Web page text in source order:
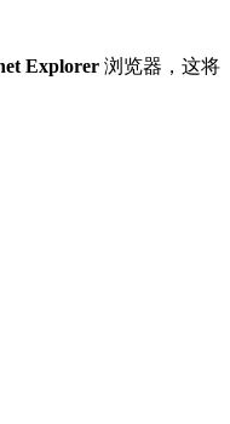
Explorer 浏览器，这将